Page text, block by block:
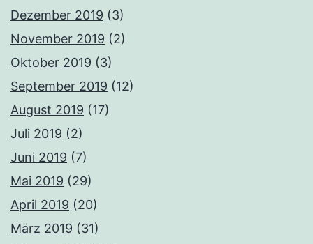
Dezember 2019 (3)
November 2019 (2)
Oktober 2019 (3)
September 2019 (12)
August 2019 (17)
Juli 2019 (2)
Juni 2019 (7)
Mai 2019 (29)
April 2019 (20)
März 2019 (31)